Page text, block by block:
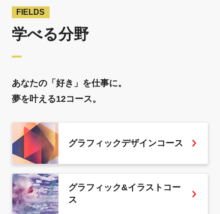
FIELDS
学べる分野
あなたの「好き」を仕事に。
夢を叶える12コース。
グラフィックデザインコース
グラフィック&イラストコー
ス